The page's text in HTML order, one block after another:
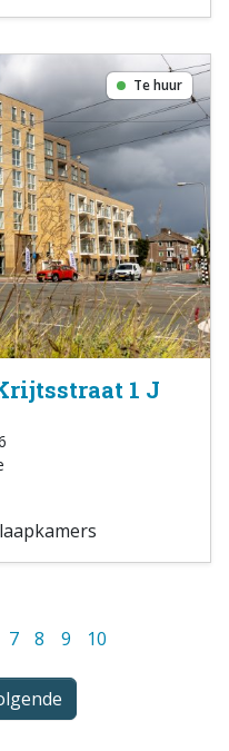
Te huur
1 J
7 8 9 10